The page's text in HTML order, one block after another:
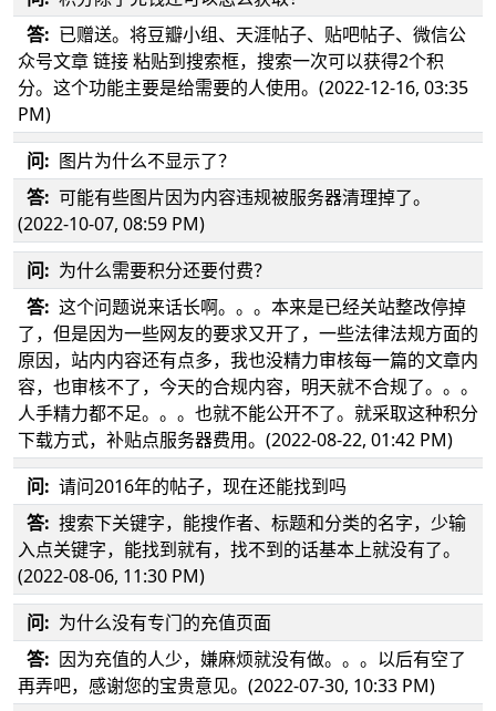
答: 已赠送。将豆瓣小组、天涯帖子、贴吧帖子、微信公
众号文章 链接 粘贴到搜索框，搜索一次可以获得2个积
分。这个功能主要是给需要的人使用。(2022-12-16, 03:35
PM)
问: 图片为什么不显示了？
答: 可能有些图片因为内容违规被服务器清理掉了。
(2022-10-07, 08:59 PM)
问: 为什么需要积分还要付费？
答: 这个问题说来话长啊。。。本来是已经关站整改停掉
了，但是因为一些网友的要求又开了，一些法律法规方面的
原因，站内内容还有点多，我也没精力审核每一篇的文章内
容，也审核不了，今天的合规内容，明天就不合规了。。。
人手精力都不足。。。也就不能公开不了。就采取这种积分
下载方式，补贴点服务器费用。(2022-08-22, 01:42 PM)
问: 请问2016年的帖子，现在还能找到吗
答: 搜索下关键字，能搜作者、标题和分类的名字，少输
入点关键字，能找到就有，找不到的话基本上就没有了。
(2022-08-06, 11:30 PM)
问: 为什么没有专门的充值页面
答: 因为充值的人少，嫌麻烦就没有做。。。以后有空了
再弄吧，感谢您的宝贵意见。(2022-07-30, 10:33 PM)